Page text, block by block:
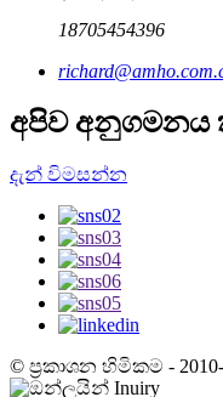
18705454396
අපිව
දැන් විමසන්න
© ප්‍රකාශන හිමිකම -